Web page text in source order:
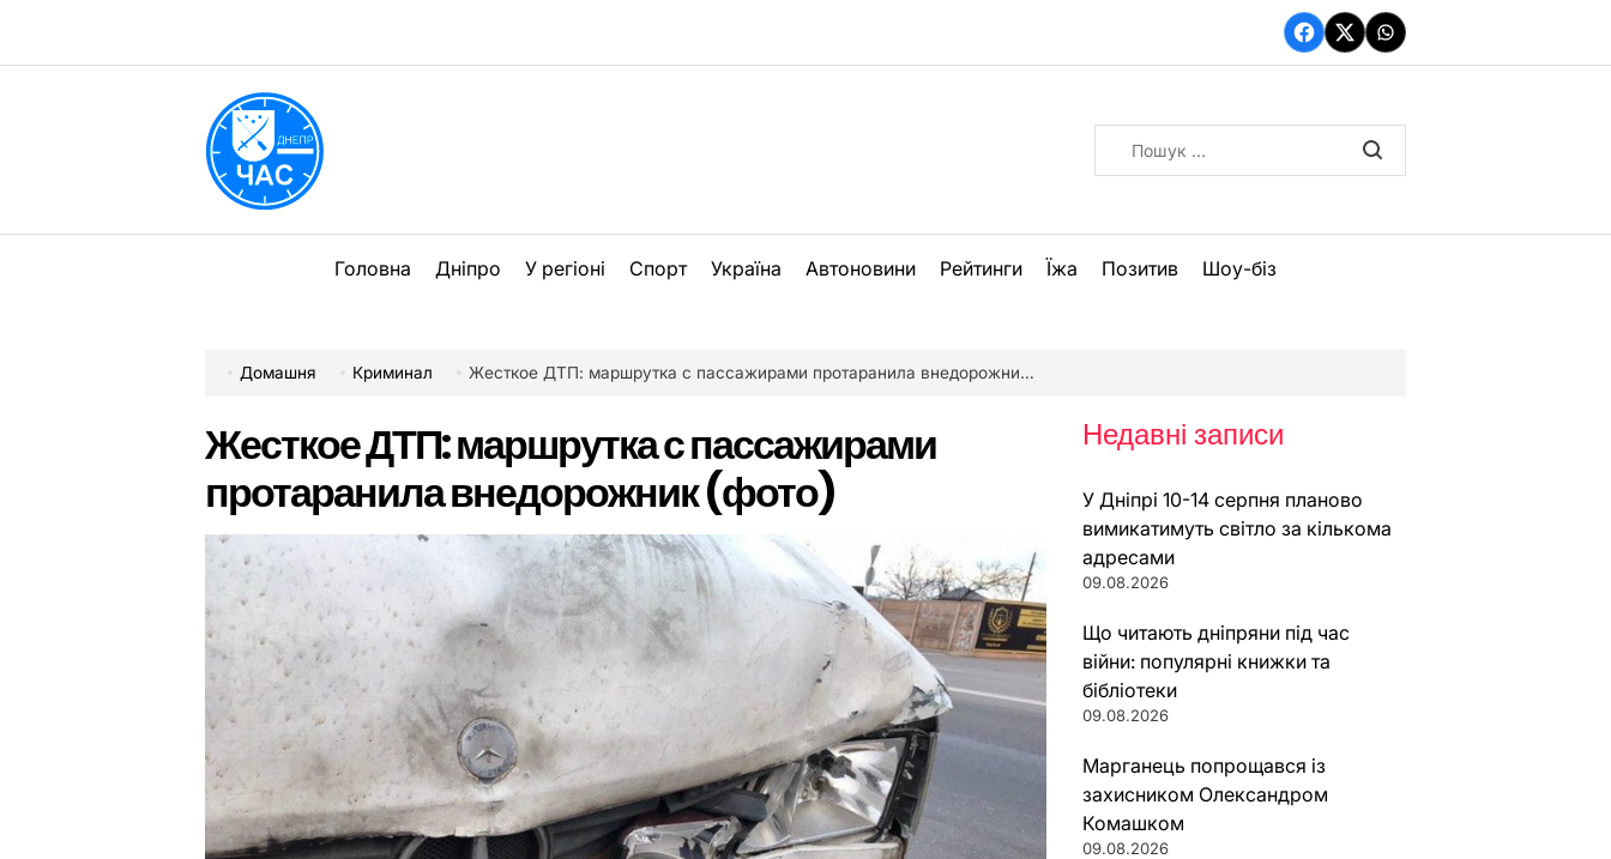
вмісту
Facebook
TwitterWhatsApp
Головна Дніпро У регіоні Спорт Україна Автоновини Рейтинги Їжа Позитив Шоу-біз
Домашня Криминал Жесткое ДТП: маршрутка с пассажирами протаранила внедорожник (фото)
Жесткое ДТП: маршрутка с пассажирами
протаранила внедорожник (фото)
Недавні записи
У Дніпрі 10-14 серпня планово
вимикатимуть світло за кількома
адресами
09.08.2026
Що читають дніпряни під час
війни: популярні книжки та
бібліотеки
09.08.2026
Марганець попрощався із
захисником Олександром
Комашком
09.08.2026